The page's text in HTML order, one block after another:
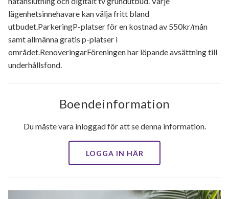
lägenhetsinnehavare kan välja fritt bland
utbudet.ParkeringP-platser för en kostnad av 550kr/mån
samt allmänna gratis p-platser i
området.RenoveringarFöreningen har löpande avsättning till
underhållsfond.
Boendeinformation
Du måste vara inloggad för att se denna information.
LOGGA IN HÄR